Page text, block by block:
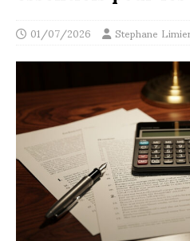
01/07/2026 Stephane